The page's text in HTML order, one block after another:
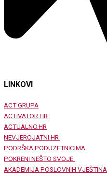
LINKOVI
ACT GRUPA
ACTIVATOR.HR
ACTUALNO.HR
NEVJEROJATNI.HR
PODRŠKA PODUZETNICIMA
POKRENI NEŠTO SVOJE
AKADEMIJA POSLOVNIH VJEŠTINA